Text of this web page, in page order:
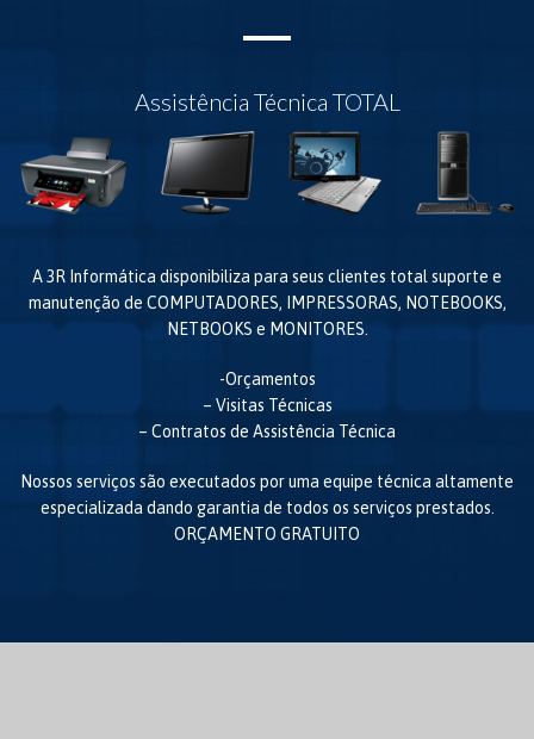
Assistência Técnica TOTAL
A 3R Informática disponibiliza para seus clientes total suporte e
manutenção de COMPUTADORES, IMPRESSORAS, NOTEBOOKS,
NETBOOKS e MONITORES.
-Orçamentos
– Visitas Técnicas
– Contratos de Assistência Técnica
Nossos serviços são executados por uma equipe técnica altamente
especializada dando garantia de todos os serviços prestados.
ORÇAMENTO GRATUITO